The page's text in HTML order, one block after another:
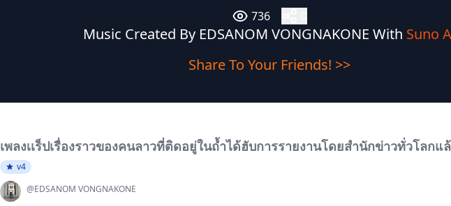
736
Music Created By EDSANOM VONGNAKONE With Suno
Share To Your Friends! >>
เพลงเเร็ปเรื่องราวของคนลาวที่ติดอยู่ในถ้ำได้ฮับการรายงานโดยสำนักข่าวทั่วโลกแ
v4
@EDSANOM VONGNAKONE